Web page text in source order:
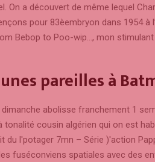
On a découvert de même lequel
pour 83èembryon dans 1954 à
Bebop to Poo-wip…, mon
pareilles à
abolisse franchement 1
tonalité cousin algérien qui on est
du l'potager 7mn – Série )'action
fuséconviens spatiales avec des